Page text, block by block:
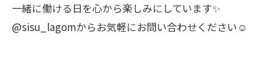
一緒に働ける日を心から楽しみにしています✨
@sisu_lagomからお気軽にお問い合わせください☺️